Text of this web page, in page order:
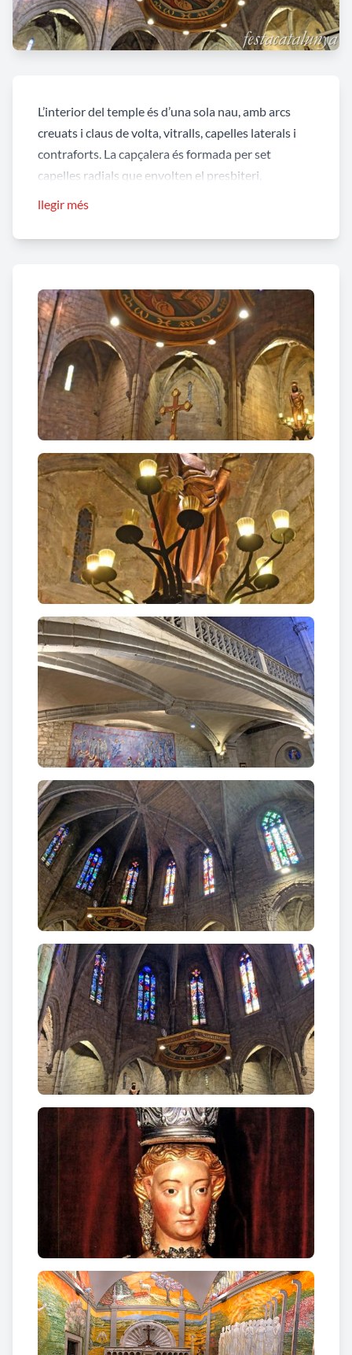
L’interior del temple és d’una sola nau, amb arcs
creuats i claus de volta, vitralls, capelles laterals i
contraforts. La capçalera és formada per set
capelles radials que envolten el presbiteri,
1400 es va construir la singular i extraordinària
volta del cor.
La parròquia posseeix unarelíquia de la mandíbula
de Santa Coloma, que fou traslladada des de Saint-
Denis-les Sèns, per Vicenç Ferrer el 8 de desembre
de 1409. Avui es guarda enun bust-reliquiari, una
obra de I'argenter reusenc Josep Albarado
González (1773-1778), on es combina I'escultura
policromada amb I'orfebreria.
Degut a un incendi que va patir l’església el 27 de
desembre de 1731, en el decurs d’un assaig de la
representació de la vida de Santa Coloma, es van
malmetre els vitralls obra de Coli de Moraya de
l’any 1744. També van desaparèixer l’altra major
obra dels germans Tramulles, altres cinc altars
laterals i l’orgue.
No fou fins a finals del segle XIX, que gràcies a la
iniciativa del rector Anton Sarral i el prevere Joan
Segura es van obrir els finestrals que foren tapiats i
s’instal·lessinnous vitralls.En l’actualitat podem
veure els magnífics vitralls de la Creació, de l’Arbre
de la Vida del Calvari, l’Arbre de la Vida del Paradís,
la soca de Jassè, els sacrificis de l'Antic Testament,
Sant Sebastià, Sant Ramon de Penyafort, Sant
Marià i Sant Magí, Santa Tecla, Santa Eulalia, Santa
Llúcia i Santa Cecília, Sant Antoni, Sant Isidre, Sant
Josep i Sant Bartomeu, i el vitrall del trasllat de les
llegir més